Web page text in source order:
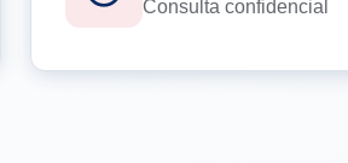
Consulta confidencial